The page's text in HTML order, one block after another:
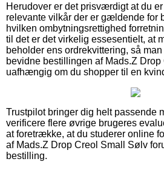
Herudover er det prisværdigt at du
relevante vilkår der er gældende for
hvilken ombytningsrettighed
til det er det virkelig essesentielt, at
beholder ens ordrekvittering, så
bevidne bestillingen af Mads.Z
uafhængig om du shopper til en
Trustpilot bringer dig helt passende
verificere flere øvrige brugeres
at foretrække, at du studerer online
af Mads.Z Drop Creol Small Sølv
bestilling.